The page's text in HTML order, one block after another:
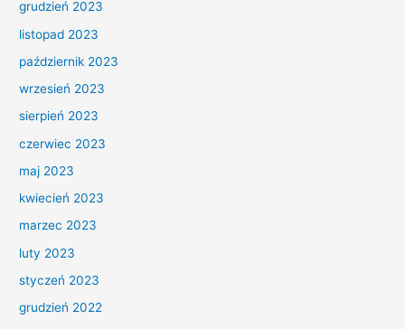
grudzień 2023
listopad 2023
październik 2023
wrzesień 2023
sierpień 2023
czerwiec 2023
maj 2023
kwiecień 2023
marzec 2023
luty 2023
styczeń 2023
grudzień 2022